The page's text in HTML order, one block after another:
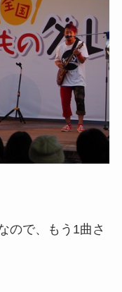
ので、もう1曲さ